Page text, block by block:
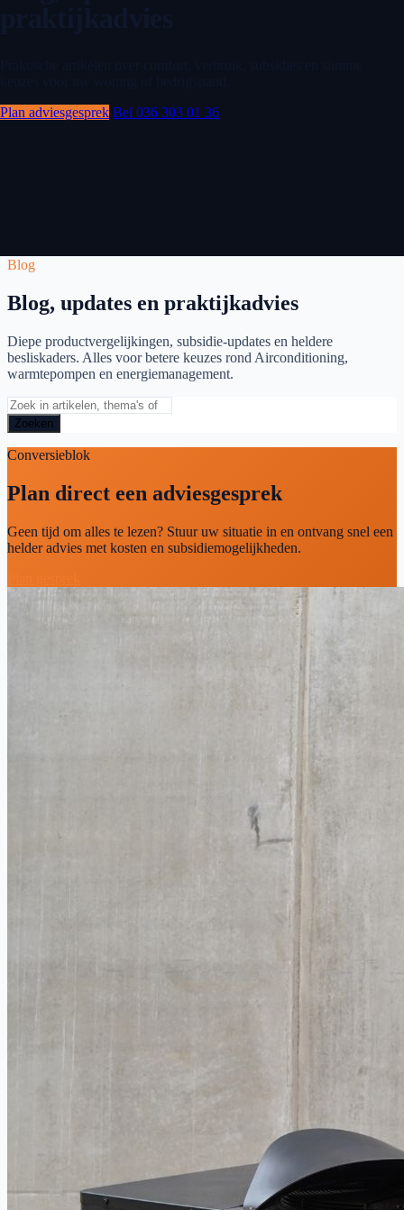
Plan adviesgesprek Bel 036 303 01 36
Blog
Blog, updates en praktijkadvies
Diepe productvergelijkingen, subsidie-updates en heldere
besliskaders. Alles voor betere keuzes rond Airconditioning,
warmtepompen en energiemanagement.
Zoeken
Conversieblok
Plan direct een adviesgesprek
Geen tijd om alles te lezen? Stuur uw situatie in en ontvang snel een
helder advies met kosten en subsidiemogelijkheden.